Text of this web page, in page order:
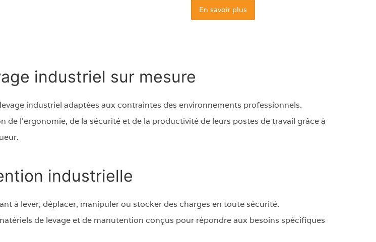
En savoir plus
industriel sur mesure
industriel adaptées aux contraintes des environnements professionnels.
l’ergonomie, de la sécurité et de la productivité de leurs postes de travail grâce à
industrielle
à lever, déplacer, manipuler ou stocker des charges en toute sécurité.
de levage et de manutention conçus pour répondre aux besoins spécifiques